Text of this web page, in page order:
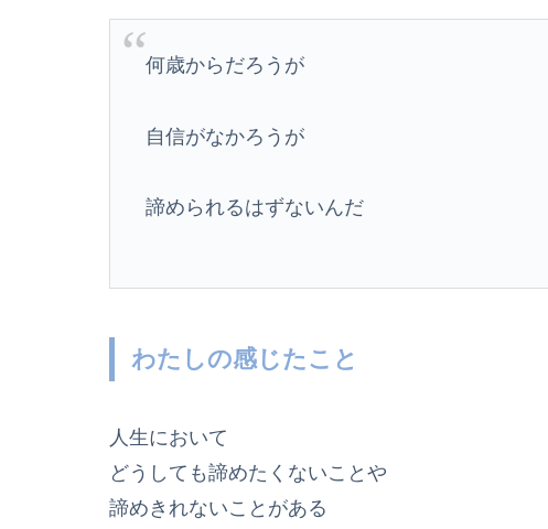
何歳からだろうが
自信がなかろうが
諦められるはずないんだ
わたしの感じたこと
人生において
どうしても諦めたくないことや
諦めきれないことがある